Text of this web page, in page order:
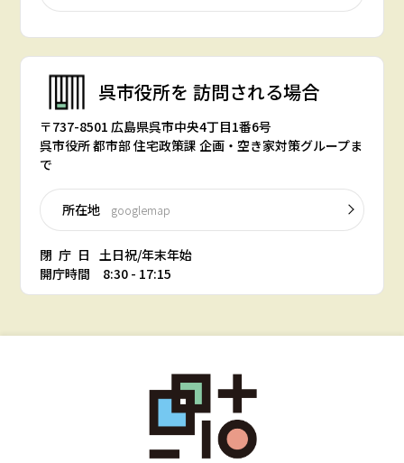
呉市役所を 訪問される場合
〒737-8501 広島県呉市中央4丁目1番6号
呉市役所 都市部 住宅政策課 企画・空き家対策グループま
で
所在地 googlemap
閉庁日
土日祝/年末年始
開庁時間 8:30 - 17:15